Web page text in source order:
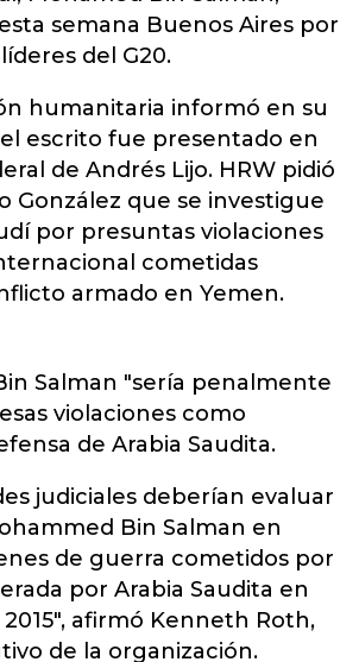
semana Buenos Aires por
del G20.
humanitaria informó en su
escrito fue presentado en
de Andrés Lijo. HRW pidió
González que se investigue
por presuntas violaciones
cometidas
armado en Yemen.
Salman "sería penalmente
violaciones como
de Arabia Saudita.
judiciales deberían evaluar
Bin Salman en
de guerra cometidos por
por Arabia Saudita en
afirmó Kenneth Roth,
de la organización.